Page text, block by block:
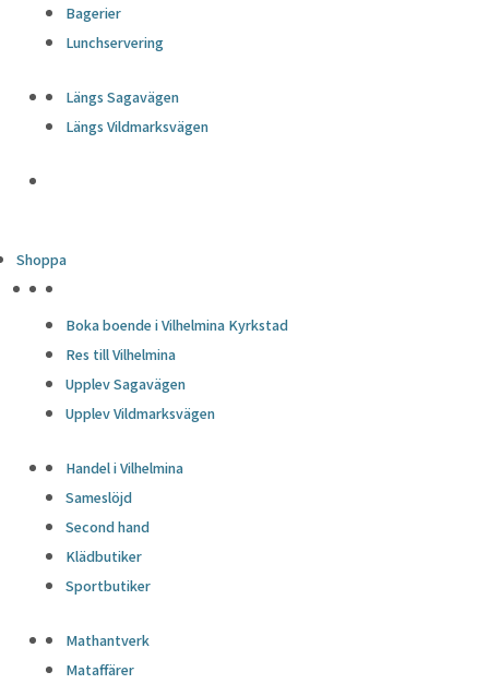
Bagerier
Lunchservering
Längs Sagavägen
Längs Vildmarksvägen
Shoppa
Boka boende i Vilhelmina Kyrkstad
Res till Vilhelmina
Upplev Sagavägen
Upplev Vildmarksvägen
Handel i Vilhelmina
Sameslöjd
Second hand
Klädbutiker
Sportbutiker
Mathantverk
Mataffärer